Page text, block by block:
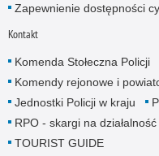
Zapewnienie dostępności
Kontakt
Komenda Stołeczna Policji
Komendy rejonowe i
Jednostki Policji w kraju
RPO - skargi na
TOURIST GUIDE